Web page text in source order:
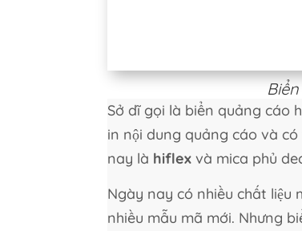
Sở dĩ gọi là biển quảng cáo
in nội dung quảng cáo và
nay là hiflex và mica phủ
Ngày nay có nhiều chất liệu
nhiều mẫu mã mới. Nhưng